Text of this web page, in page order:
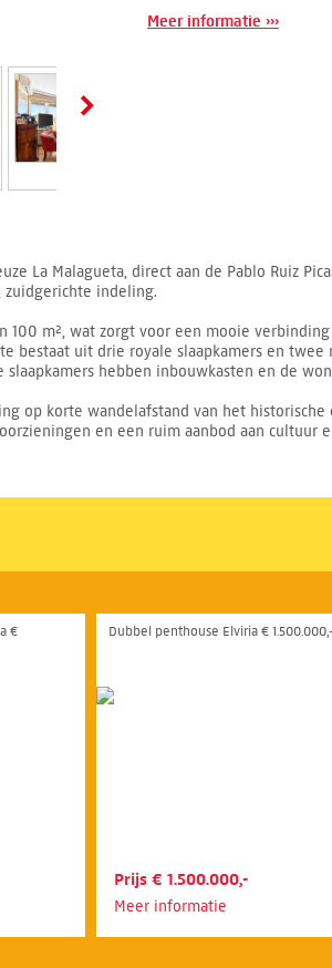
Meer informatie ›››
La Malagueta, direct aan de Pablo Ruiz
indeling.
m², wat zorgt voor een mooie
bestaat uit drie royale slaapkamers en twee
hebben inbouwkasten en de
op korte wandelafstand van het historische
en een ruim aanbod aan cultuur
€
Dubbel penthouse Elviria € 1.500.000,-
Prijs € 1.500.000,-
Meer informatie